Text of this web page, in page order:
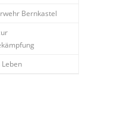
Bernkastel